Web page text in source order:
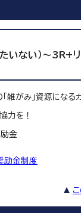
ない）～3R+リ
雑がみ」資源になる
力を！
金
励金制度